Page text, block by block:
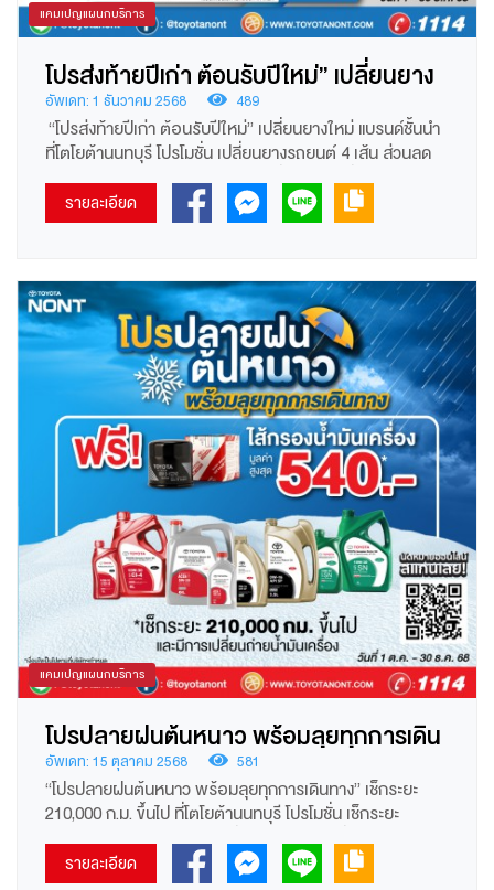
แคมเปญแผนกบริการ
โปรส่งท้ายปีเก่า ต้อนรับปีใหม่” เปลี่ยนยาง
ใหม่ แบรนด์ชั้นนำ ที่โตโยต้านนทบุรี
อัพเดท: 1 ธันวาคม 2568 489
“โปรส่งท้ายปีเก่า ต้อนรับปีใหม่” เปลี่ยนยางใหม่ แบรนด์ชั้นนำ
ที่โตโยต้านนทบุรี โปรโมชั่น เปลี่ยนยางรถยนต์ 4 เส้น ส่วนลด
25% หรือเทียบเท่า 3 แถม 1 เฉพาะยี่ห้อและรุ่นที่กำหนด หรือ
รับส่วนลดตามขอบ ลดสูงสุด 2,000.-(ไม่สามารถใช้ร่วมกับ
ส่วนลด 25%) พิเศษยางบริดจสโตน รับส่วนลดเพิ่ม 1,000.-
ค่าแรง เปลี่ยนยาง, ตั้งศูนย์ ถ่วงล้อ รับประกันอุบัติเหตุยาง 1 ปี
หรือ 20,000 กม. ฟรี!บริการช่วยเหลือฉุกเฉิน 24 ชั่วโมง
(*เฉพาะลูกค้า TCFR Pius+) ผ่อน 0% นาน 6 เดือน กับ
ธนาคารที่ร่วมรายการ (ธ.กรุงเทพ, ธ.กรุงไทย, ธ.กสิกรไทย,
ธ.ไทยพาณิชย์, ธ.กรุงศรี, ธ.ทหารไทยธนชาติ, ธ.ยูโอบี)
รายละเอียด
แคมเปญแผนกบริการ
โปรปลายฝนต้นหนาว พร้อมลุยทุกการเดิน
ทาง” เช็กระยะ 210,000 ก.ม. ขึ้นไป ที่โตโย
ต้านนทบุรี
อัพเดท: 15 ตุลาคม 2568 581
“โปรปลายฝนต้นหนาว พร้อมลุยทุกการเดินทาง” เช็กระยะ
210,000 ก.ม. ขึ้นไป ที่โตโยต้านนทบุรี โปรโมชั่น เช็กระยะ
210,000 กม. ขึ้นไป พร้อมเปลี่ยนถ่ายน้ำมันเครื่องของศูนย์
บริการ ฟรี!ไส้กรองน้ำมันเครื่อง มูลค่า 197 - 540 บาท
รายละเอียด